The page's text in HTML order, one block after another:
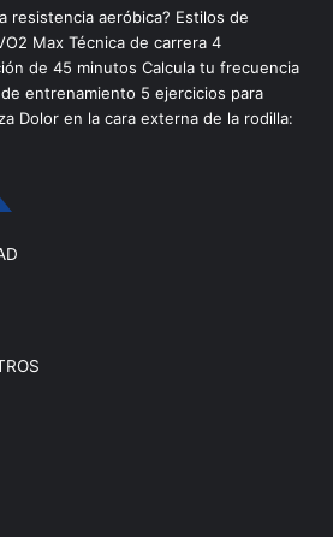
u
b
a
g
o
k
resistencia aeróbica? Estilos de
Max Técnica de carrera 4
de 45 minutos Calcula tu frecuencia
entrenamiento 5 ejercicios para
Dolor en la cara externa de la rodilla: